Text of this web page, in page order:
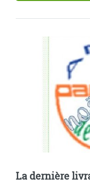
La dernière